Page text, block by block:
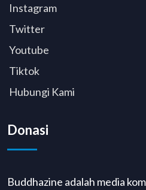
Instagram
Twitter
Youtube
Tiktok
Hubungi Kami
Donasi
Buddhazine adalah media